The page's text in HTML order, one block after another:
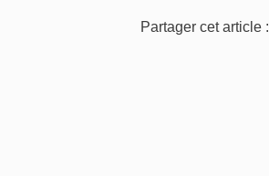
Partager cet article :